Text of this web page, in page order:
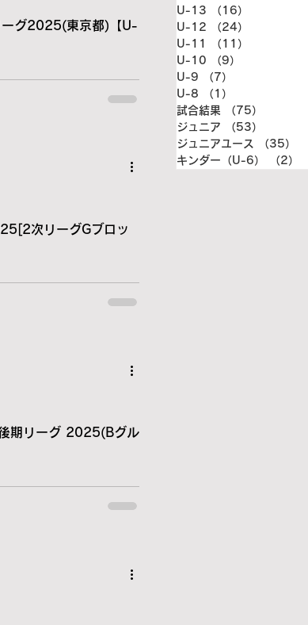
ーグ2025(東京都)【U-
次リーグGブロッ
期リーグ 2025(Bグル
U-13
（16）
U-12
（24）
U-11
（11）
U-10
（9）
U-9
（7）
U-8
（1）
試合結果
（75）
ジュニア
（53）
ジュニアユース
（35）
キンダー（U-6）
（2）